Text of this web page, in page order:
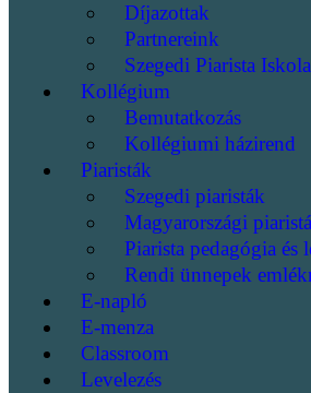
Díjazottak
Partnereink
Szegedi Piarista Iskola
Kollégium
Bemutatkozás
Kollégiumi házirend
Piaristák
Szegedi piaristák
Magyarországi
Piarista pedagógia és
Rendi ünnepek
E-napló
E-menza
Classroom
Levelezés